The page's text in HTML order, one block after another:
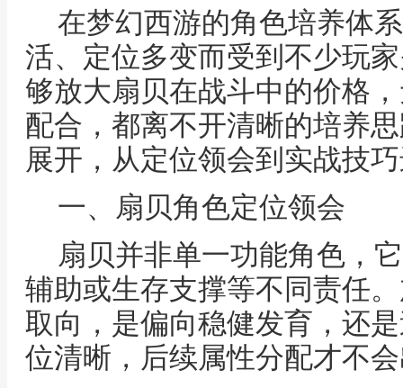
在梦幻西游的角色培养体
活、定位多变而受到不少玩
够放大扇贝在战斗中的价格
配合，都离不开清晰的培养
展开，从定位领会到实战技
一、扇贝角色定位领会
扇贝并非单一功能角色，
辅助或生存支撑等不同责任
取向，是偏向稳健发育，还
位清晰，后续属性分配才不